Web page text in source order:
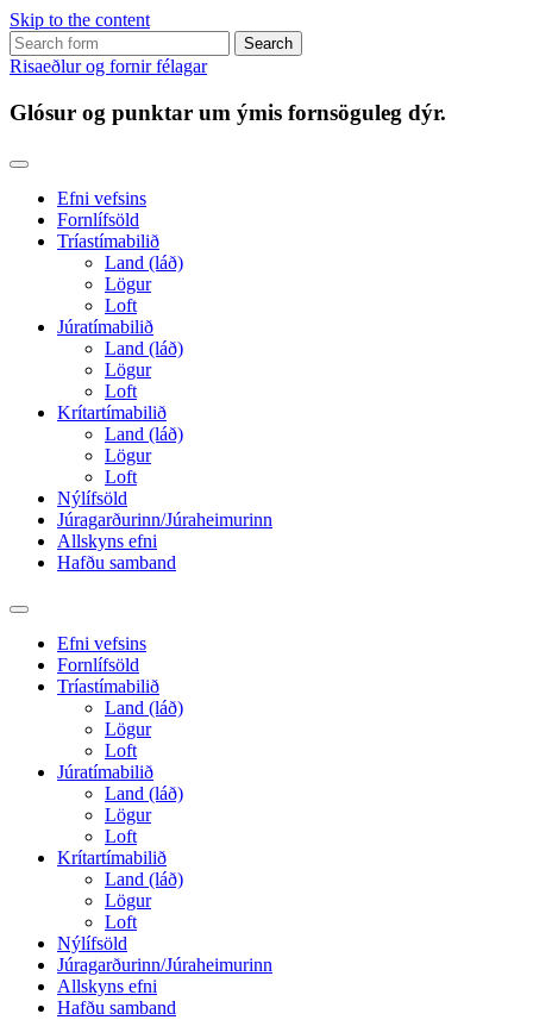
Skip to the content
Search
for:
Risaeðlur og fornir félagar
Glósur og punktar um ýmis fornsöguleg dýr.
Efni vefsins
Fornlífsöld
Tríastímabilið
Land (láð)
Lögur
Loft
Júratímabilið
Land (láð)
Lögur
Loft
Krítartímabilið
Land (láð)
Lögur
Loft
Nýlífsöld
Júragarðurinn/Júraheimurinn
Allskyns efni
Hafðu samband
Toggle
search
field
Efni vefsins
Fornlífsöld
Tríastímabilið
Land (láð)
Lögur
Loft
Júratímabilið
Land (láð)
Lögur
Loft
Krítartímabilið
Land (láð)
Lögur
Loft
Nýlífsöld
Júragarðurinn/Júraheimurinn
Allskyns efni
Hafðu samband